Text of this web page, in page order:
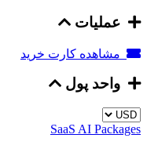
عملیات
مشاهده کارت خرید
واحد پول
SaaS AI Packages